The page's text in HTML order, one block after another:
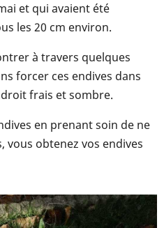
et qui avaient été
les 20 cm environ.
à travers quelques
forcer ces endives dans
frais et sombre.
en prenant soin de ne
vous obtenez vos endives